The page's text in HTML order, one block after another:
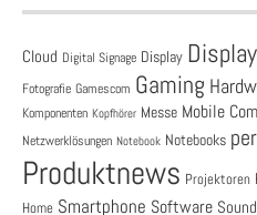
Cloud Digital Signage Display
Fotografie Gamescom Gaming
Komponenten Kopfhörer Messe Mobile
Netzwerklösungen Notebook Notebooks
Produktnews Projektoren
Home Smartphone Software Sound